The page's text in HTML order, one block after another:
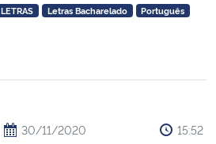
LETRAS Letras Bacharelado
Português
30/11/2020 15:52